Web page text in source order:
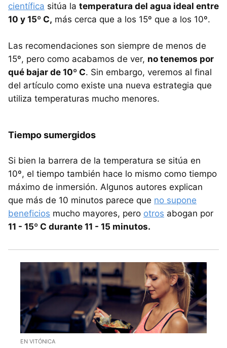
científica sitúa la temperatura del agua ideal entre
10 y 15º C, más cerca que a los 15º que a los 10º.
Las recomendaciones son siempre de menos de
15º, pero como acabamos de ver, no tenemos por
qué bajar de 10º C. Sin embargo, veremos al final
del artículo como existe una nueva estrategia que
utiliza temperaturas mucho menores.
Tiempo sumergidos
Si bien la barrera de la temperatura se sitúa en
10º, el tiempo también hace lo mismo como tiempo
máximo de inmersión. Algunos autores explican
que más de 10 minutos parece que no supone
beneficios mucho mayores, pero otros abogan por
11 - 15º C durante 11 - 15 minutos.
EN VITÓNICA